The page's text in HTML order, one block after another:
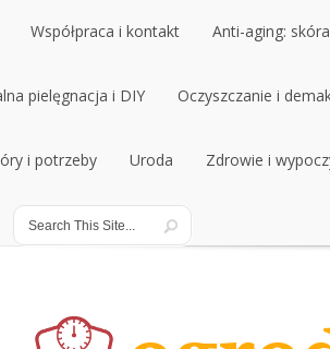
Współpraca i kontakt
Współpraca i kontakt
Anti-aging:
Anti-aging:
pielęgnacja i DIY
pielęgnacja i DIY
Oczyszczanie i
Oczyszczanie i
i potrzeby
i potrzeby
Uroda
Uroda
Zdrowie i